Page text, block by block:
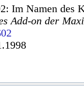
Im Namen des
Add-on der